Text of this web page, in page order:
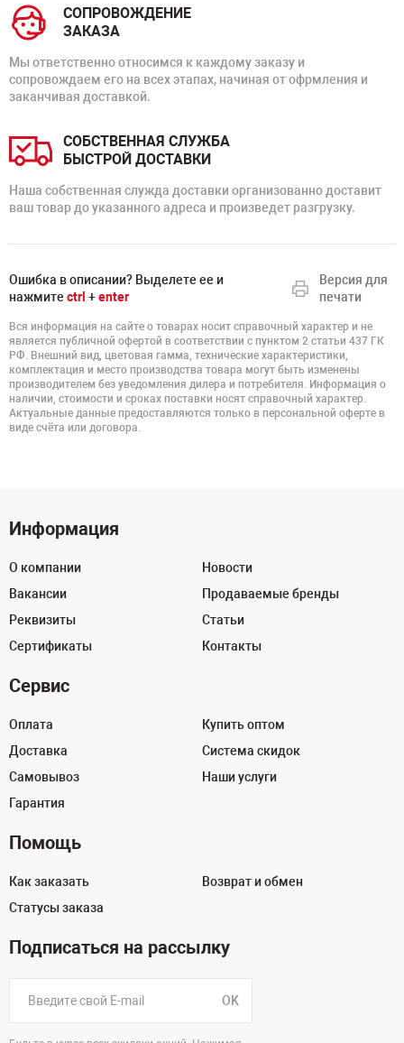
СОПРОВОЖДЕНИЕ
ЗАКАЗА
Мы ответственно относимся к каждому заказу и
сопровождаем его на всех этапах, начиная от офрмления и
заканчивая доставкой.
СОБСТВЕННАЯ СЛУЖБА
БЫСТРОЙ ДОСТАВКИ
Наша собственная служда доставки организованно доставит
ваш товар до указанного адреса и произведет разгрузку.
Ошибка в описании? Выделете ее и
нажмите ctrl +enter
Версия для
печати
Вся информация на сайте о товарах носит справочный характер и не
является публичной офертой в соответствии с пунктом 2 статьи 437 ГК
РФ. Внешний вид, цветовая гамма, технические характеристики,
комплектация и место производства товара могут быть изменены
производителем без уведомления дилера и потребителя. Информация о
наличии, стоимости и сроках поставки носят справочный характер.
Актуальные данные предоставляются только в персональной оферте в
виде счёта или договора.
Информация
О компании
Вакансии
Реквизиты
Сертификаты
Новости
Продаваемые бренды
Статьи
Контакты
Сервис
Оплата
Доставка
Самовывоз
Гарантия
Купить оптом
Система скидок
Наши услуги
Помощь
Как заказать
Статусы заказа
Возврат и обмен
Подписаться на рассылку
OK